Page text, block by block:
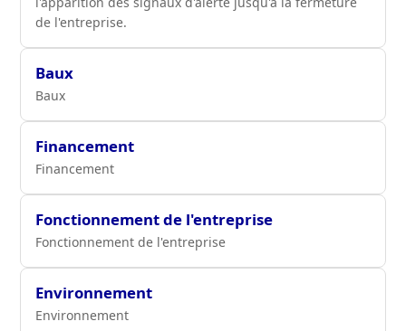
de l'entreprise.
Baux
Baux
Financement
Financement
Fonctionnement de l'entreprise
Fonctionnement de l'entreprise
Environnement
Environnement